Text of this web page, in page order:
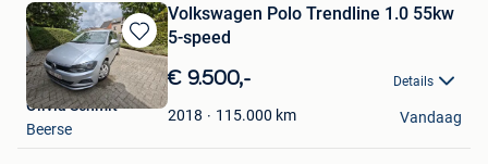
Bewaren
in
Mijn
Favorieten
Volkswagen Polo Trendline 1.0 55kw
5-speed
€ 9.500,- Details
2018 115.000 km
Olivia Schmit
Beerse
Vandaag